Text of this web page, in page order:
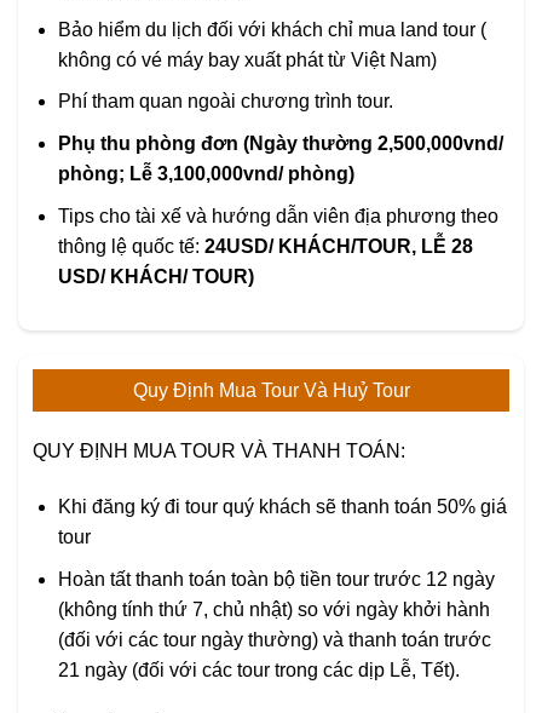
Bảo hiểm du lịch đối với khách chỉ mua land tour (
không có vé máy bay xuất phát từ Việt Nam)
Phí tham quan ngoài chương trình tour.
Phụ thu phòng đơn (Ngày thường 2,500,000vnd/
phòng; Lễ 3,100,000vnd/ phòng)
Tips cho tài xế và hướng dẫn viên địa phương theo
thông lệ quốc tế: 24USD/ KHÁCH/TOUR, LỄ 28
USD/ KHÁCH/ TOUR)
Quy Định Mua Tour Và Huỷ Tour
QUY ĐỊNH MUA TOUR VÀ THANH TOÁN:
Khi đăng ký đi tour quý khách sẽ thanh toán 50% giá
tour
Hoàn tất thanh toán toàn bộ tiền tour trước 12 ngày
(không tính thứ 7, chủ nhật) so với ngày khởi hành
(đối với các tour ngày thường) và thanh toán trước
21 ngày (đối với các tour trong các dịp Lễ, Tết).